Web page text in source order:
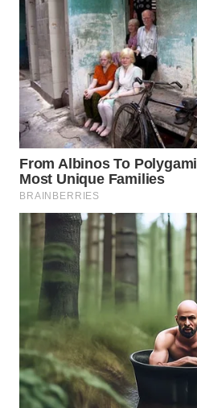
WN
DAIRI
WN
DANAU
TOBA
WN
NIAS
WN
LANGKAT
WN
TAPANULI
SELATAN
WN
TANJUNG
LESUNG